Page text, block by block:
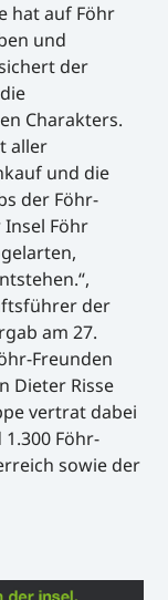
hat auf Föhr
und
der
Charakters.
aller
und die
der Föhr-
Föhr
der
am 27.
Freunden
Dieter Risse
vertrat dabei
Föhr-
sowie der